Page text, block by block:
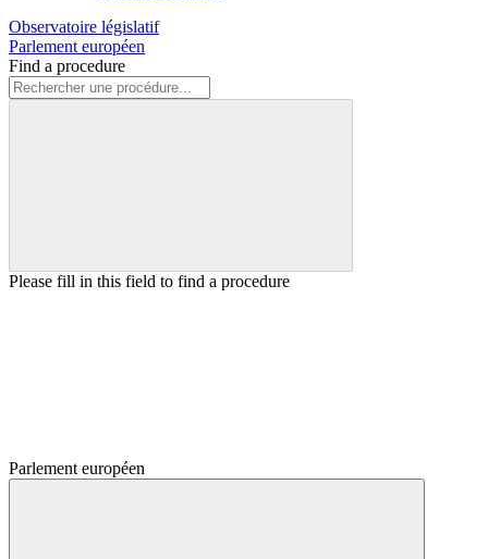
Observatoire législatif
Parlement européen
Find a procedure
Please fill in this field to find a procedure
Parlement européen